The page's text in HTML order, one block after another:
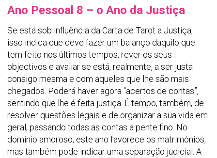
Ano Pessoal 8 – o Ano da Justiça
Se está sob influência da Carta de Tarot a Justiça,
isso indica que deve fazer um balanço daquilo que
tem feito nos últimos tempos, rever os seus
objectivos e avaliar se está, realmente, a ser justa
consigo mesma e com aqueles que lhe são mais
chegados. Poderá haver agora “acertos de contas”,
sentindo que lhe é feita justiça. É tempo, também, de
resolver questões legais e de organizar a sua vida em
geral, passando todas as contas a pente fino. No
domínio amoroso, este ano favorece os matrimónios,
mas também pode indicar uma separação judicial. A